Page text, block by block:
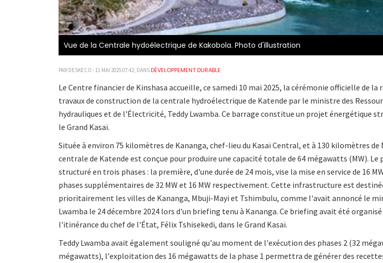
Vue de la Centrale hydoélectrique de Kakobola. Photo d'illustration
PAR DESKECO - 11 MAI 2025 07:42, DANS DÉVELOPPEMENT DURABLE
Le Centre financier de Kinshasa accueille, ce samedi 10 mai 2025, la cérémonie officielle de la
travaux de construction de la centrale hydroélectrique de Katende par le ministre des
hydrauliques et de l'Électricité, Teddy Lwamba. Ce barrage constitue un projet énergétique
le Grand Kasaï.
Située à environ 75 kilomètres de Kananga, chef-lieu du Kasaï Central, et à 130 kilomètres de
centrale de Katende est conçue pour produire une capacité totale de 64 mégawatts (MW). Le
structuré en trois phases : la première, d'une durée de 24 mois, vise la mise en service de 16
phases supplémentaires de 32 MW et 16 MW respectivement. Cette infrastructure est
prioritairement les villes de Kananga, Mbuji-Mayi et Tshimbulu, comme l'avait annoncé le
Lwamba le 24 décembre 2024 lors d'un briefing tenu à Kananga. Ce briefing avait été
l'itinérance du chef de l'État, Félix Tshisekedi, dans le Grand Kasaï.
Teddy Lwamba avait également souligné qu'au moment de l'exécution des phases 2 (32
mégawatts), l'exploitation des 16 mégawatts de la phase 1 permettra de générer des